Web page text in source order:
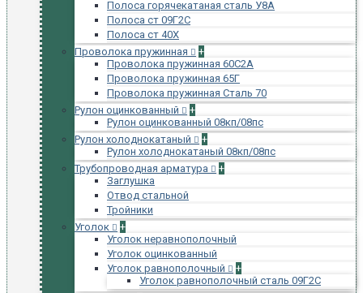
Полоса горячекатаная сталь У8А
Полоса ст 09Г2С
Полоса ст 40Х
Проволока пружинная
+
Проволока пружинная 60С2А
Проволока пружинная 65Г
Проволока пружинная Сталь 70
Рулон оцинкованный
+
Рулон оцинкованный 08кп/08пс
Рулон холоднокатаный
+
Рулон холоднокатаный 08кп/08пс
Трубопроводная арматура
+
Заглушка
Отвод стальной
Тройники
Уголок
+
Уголок неравнополочный
Уголок оцинкованный
Уголок равнополочный
+
Уголок равнополочный сталь 09Г2С